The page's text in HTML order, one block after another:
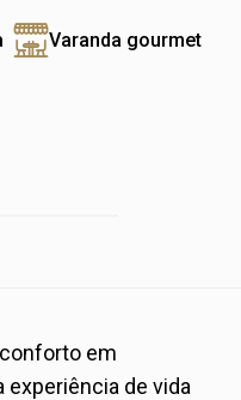
Varanda gourmet
em
experiência de vida